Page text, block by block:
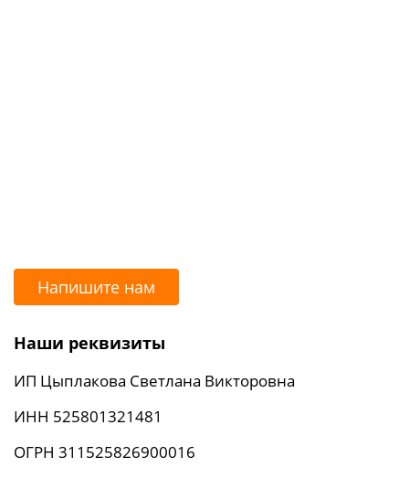
Напишите нам
Наши реквизиты
ИП Цыплакова Светлана Викторовна
ИНН 525801321481
ОГРН 311525826900016